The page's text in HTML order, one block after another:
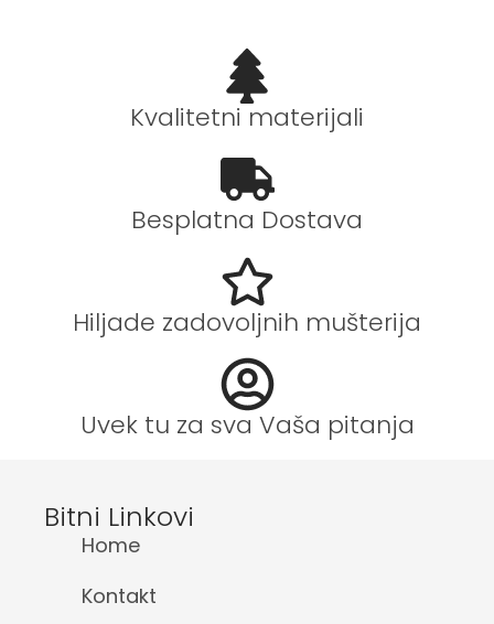
Kvalitetni materijali
Besplatna Dostava
Hiljade zadovoljnih mušterija
Uvek tu za sva Vaša pitanja
Bitni Linkovi
Home
Kontakt